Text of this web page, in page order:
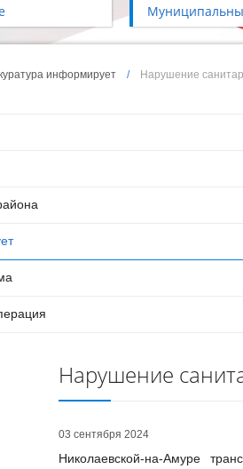
информирует / Нарушение
Нарушение
03 сентября 2024
Николаевской-на-Амуре